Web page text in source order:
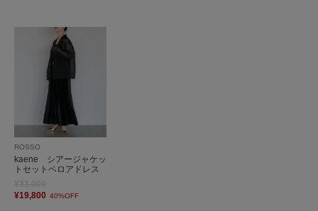
ROSSO
kaene シアージャケッ
トセットベロアドレス
¥19,800 40%OFF